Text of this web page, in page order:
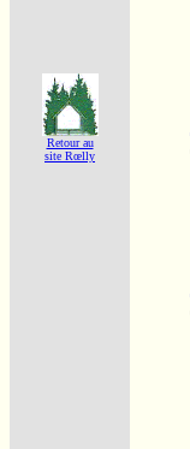
Retour au
site Rœlly